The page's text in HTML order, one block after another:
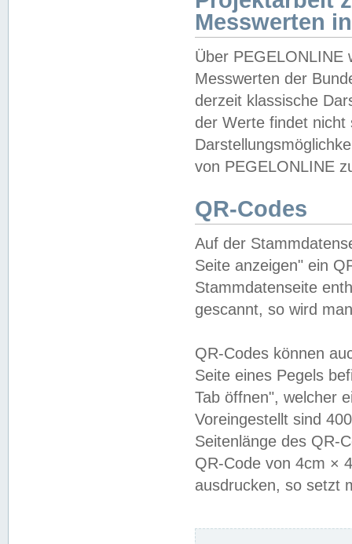
Messwerten
Über PEGELONLINE
Messwerten der
derzeit klassische
der Werte findet
von PEGELONLINE
QR-Codes
Auf der
Seite anzeigen" ein
Stammdatenseite
gescannt, so wird
QR-Codes können
Seite eines Pegels
Tab öffnen", welcher
Voreingestellt sind
Seitenlänge des QR-
QR-Code von 4cm ×
ausdrucken, so setzt